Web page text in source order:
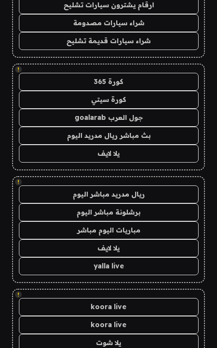
ارقام يشترون سيارات تشليح
شراء سيارات مصدومة
شراء سيارات قديمة تشليح
!
كورة 365
كورة سيتي
جول العرب goalarab
بث مباشر ريال مدريد اليوم
يلا لايف
!
ريال مدريد مباشر اليوم
برشلونة مباشر اليوم
مباريات اليوم مباشر
يلا لايف
yalla live
!
koora live
koora live
يلا شوت